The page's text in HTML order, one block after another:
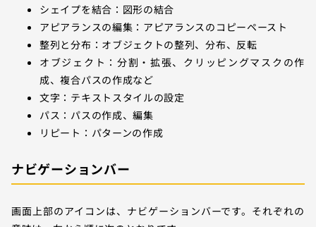
シェイプを結合：図形の結合
アピアランスの編集：アピアランスのコピーペースト
整列と分布：オブジェクトの整列、分布、反転
オブジェクト：分割・拡張、クリッピングマスクの作
成、複合パスの作成など
文字：テキストスタイルの設定
パス：パスの作成、編集
リピート：パターンの作成
ナビゲーションバー
画面上部のアイコンは、ナビゲーションバーです。それぞれの